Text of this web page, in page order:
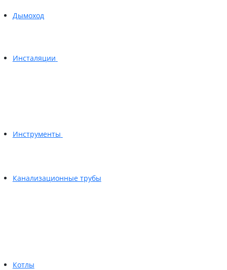
Дымоход
Инсталяции
Инструменты
Канализационные трубы
Котлы